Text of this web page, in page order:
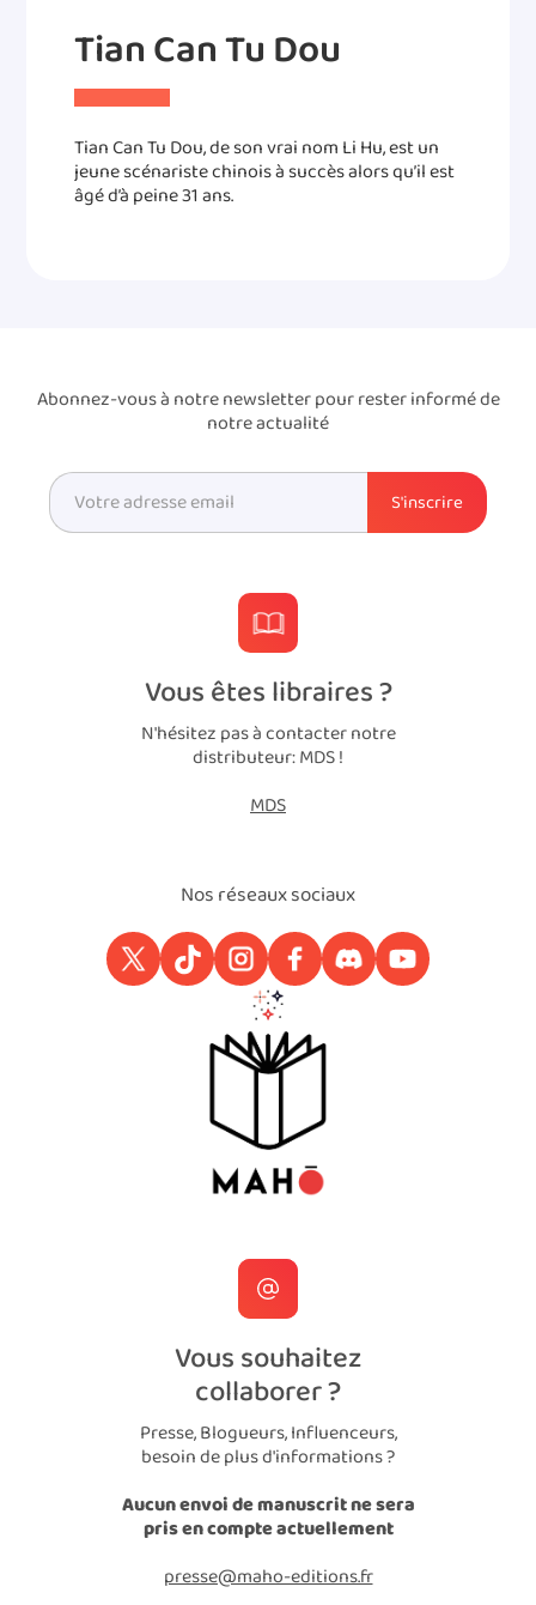
Tian Can Tu Dou
Tian Can Tu Dou, de son vrai nom Li Hu, est un
jeune scénariste chinois à succès alors qu’il est
âgé d’à peine 31 ans.
Abonnez-vous à notre newsletter pour rester informé de
notre actualité
Vous êtes libraires ?
N'hésitez pas à contacter notre
distributeur: MDS !
MDS
Nos réseaux sociaux
Vous souhaitez
collaborer ?
Presse, Blogueurs, Influenceurs,
besoin de plus d'informations ?
Aucun envoi de manuscrit ne sera
pris en compte actuellement
presse@maho-editions.fr